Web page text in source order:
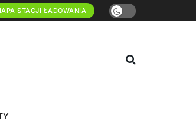
STACJI ŁADOWANIA